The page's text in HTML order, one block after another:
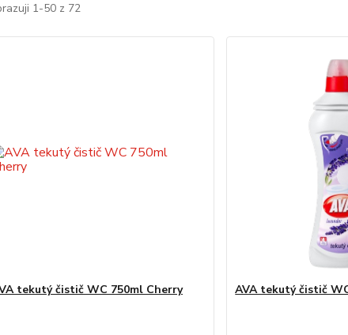
1-50 z 72
tekutý čistič WC 750ml Cherry AVA tekutý čistič